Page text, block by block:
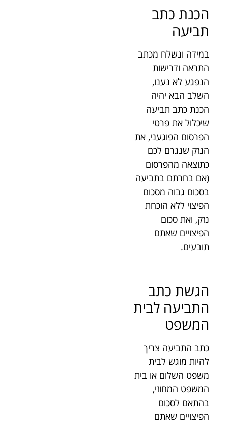
הכנת כתב
תביעה
במידה ונשלח מכתב
התראה ודרישות
הנפגע לא נענו,
השלב הבא יהיה
הכנת כתב תביעה
שיכלול את פרטי
הפרסום הפוגעני, את
הנזק שנגרם לכם
כתוצאה מהפרסום
(אם בחרתם בתביעה
בסכום גבוה מסכום
הפיצוי ללא הוכחת
נזק, ואת סכום
הפיצויים שאתם
תובעים.
הגשת כתב
התביעה לבית
המשפט
כתב התביעה צריך
להיות מוגש לבית
משפט השלום או בית
המשפט המחוזי,
בהתאם לסכום
הפיצויים שאתם